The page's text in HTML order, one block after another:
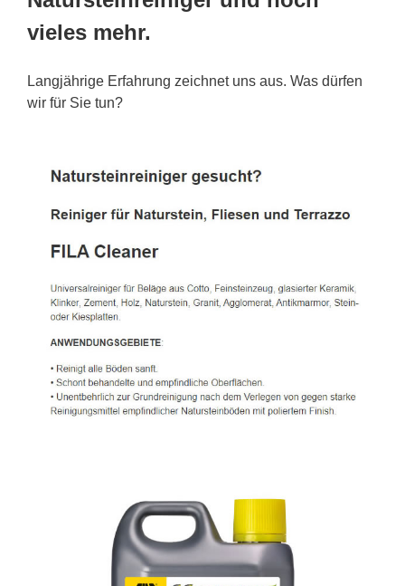
vieles mehr.
Langjährige Erfahrung zeichnet uns aus. Was dürfen
wir für Sie tun?